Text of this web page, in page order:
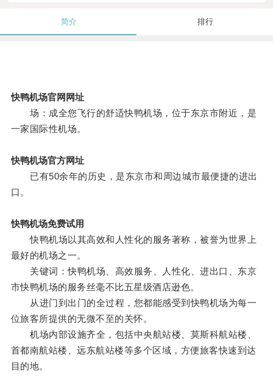
简介 排行
快鸭机场官网网址
场：成全您飞行的舒适快鸭机场，位于东京市附近，是
一家国际性机场。
快鸭机场官方网址
已有50余年的历史，是东京市和周边城市最便捷的进出
口。
快鸭机场免费试用
快鸭机场以其高效和人性化的服务著称，被誉为世界上
最好的机场之一。
关键词：快鸭机场、高效服务、人性化、进出口、东京
市快鸭机场的服务丝毫不比五星级酒店逊色。
从进门到出门的全过程，您都能感受到快鸭机场为每一
位旅客所提供的无微不至的关怀。
机场内部设施齐全，包括中央航站楼、莫斯科航站楼、
首都南航站楼、远东航站楼等多个区域，方便旅客快速到达
目的地。